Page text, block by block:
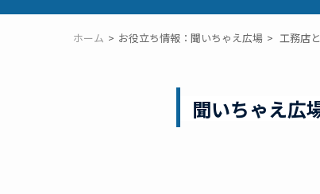
ホーム お役立ち情報：聞いちゃえ広場 工務店
聞いちゃえ広